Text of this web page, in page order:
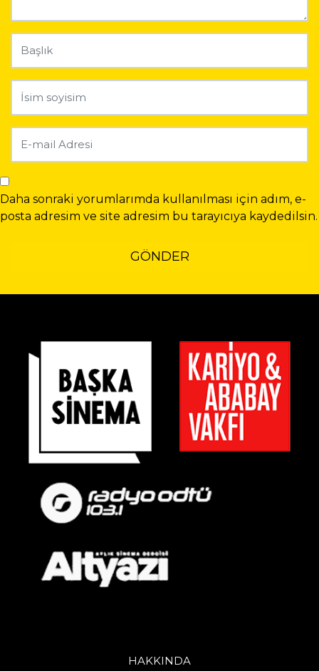
Daha sonraki yorumlarımda kullanılması için adım, e-
posta adresim ve site adresim bu tarayıcıya kaydedilsin.
HAKKINDA